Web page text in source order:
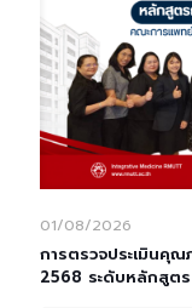
01/08/2026
การตรวจประเมินคุณ
2568 ระดับหลักสูต